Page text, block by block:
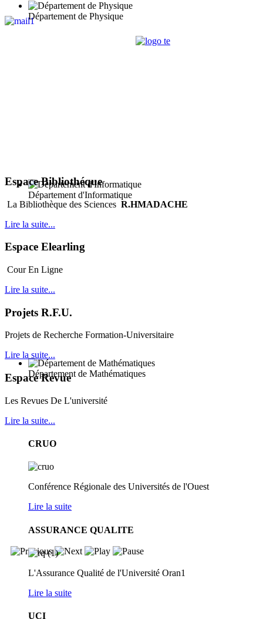
Département de Physique
Département d'Informatique
Département de Mathématiques
Espace Bibliothéque
La Bibliothèque des Sciences R.HMADACHE
Lire la suite...
Espace Elearling
Cour En Ligne
Lire la suite...
Projets R.F.U.
Projets de Recherche Formation-Universitaire
Lire la suite...
Espace Revue
Les Revues De L'université
Lire la suite...
CRUO
Conférence Régionale des Universités de l'Ouest
Lire la suite
ASSURANCE QUALITE
L'Assurance Qualité de l'Université Oran1
Lire la suite
UCI